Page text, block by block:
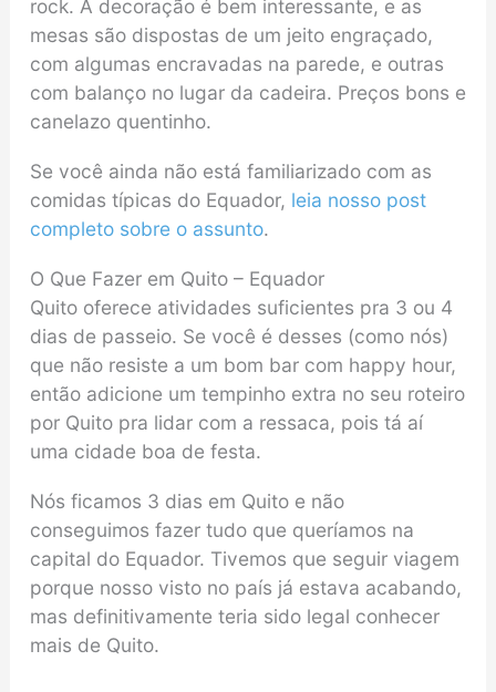
rock. A decoração é bem interessante, e as
mesas são dispostas de um jeito engraçado,
com algumas encravadas na parede, e outras
com balanço no lugar da cadeira. Preços bons e
canelazo quentinho.
Se você ainda não está familiarizado com as
comidas típicas do Equador, leia nosso post
completo sobre o assunto.
O Que Fazer em Quito – Equador
Quito oferece atividades suficientes pra 3 ou 4
dias de passeio. Se você é desses (como nós)
que não resiste a um bom bar com happy hour,
então adicione um tempinho extra no seu roteiro
por Quito pra lidar com a ressaca, pois tá aí
uma cidade boa de festa.
Nós ficamos 3 dias em Quito e não
conseguimos fazer tudo que queríamos na
capital do Equador. Tivemos que seguir viagem
porque nosso visto no país já estava acabando,
mas definitivamente teria sido legal conhecer
mais de Quito.